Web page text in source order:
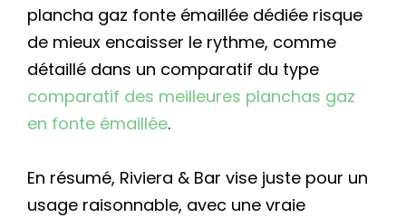
plancha gaz fonte émaillée dédiée risque
de mieux encaisser le rythme, comme
détaillé dans un comparatif du type
comparatif des meilleures planchas gaz
en fonte émaillée.
En résumé, Riviera & Bar vise juste pour un
usage raisonnable, avec une vraie